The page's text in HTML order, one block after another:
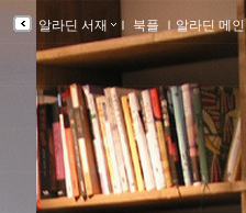
알라딘 서재 ｌ 북플 ｌ알라딘 메인